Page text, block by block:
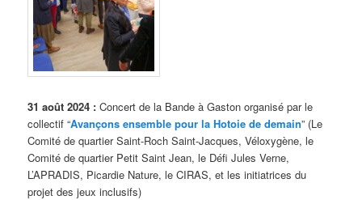
31 août 2024 :Concert de la Bande à Gaston organisé par le
collectif “Avançons ensemble pour la Hotoie de demain” (Le
Comité de quartier Saint-Roch Saint-Jacques, Véloxygène, le
Comité de quartier Petit Saint Jean, le Défi Jules Verne,
L’APRADIS, Picardie Nature, le CIRAS, et les initiatrices du
projet des jeux inclusifs)